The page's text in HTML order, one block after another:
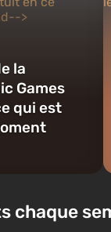
la
Games
qui est
chaque